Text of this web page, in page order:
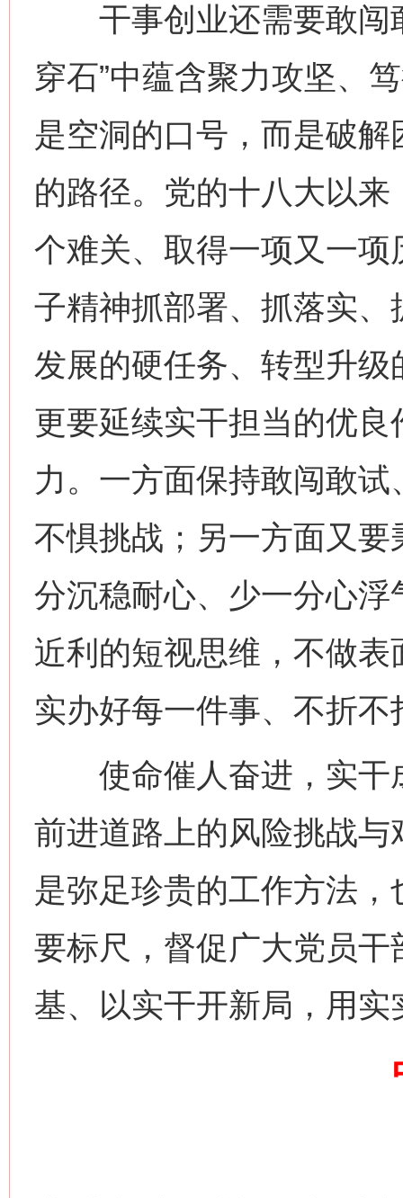
干事创业还需要敢闯
穿石”中蕴含聚力攻坚、
是空洞的口号，而是破
的路径。党的十八大以
个难关、取得一项又一
子精神抓部署、抓落实、
发展的硬任务、转型升
更要延续实干担当的优
力。一方面保持敢闯敢
不惧挑战；另一方面又要
分沉稳耐心、少一分心
近利的短视思维，不做
实办好每一件事、不折
使命催人奋进，实干
前进道路上的风险挑战与
是弥足珍贵的工作方法
要标尺，督促广大党员
基、以实干开新局，用